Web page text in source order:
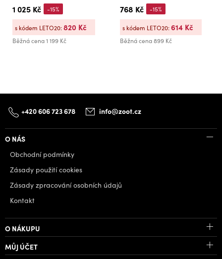
1 025 Kč
Běžná cena1 199 Kč
-15%
s kódem LETO20:820 Kč
768 Kč
Běžná cena899 Kč
-15%
s kódem LETO20:614 Kč
+420 606 723 678 info@zoot.cz
O NÁS
Obchodní podmínky
Zásady použití cookies
Zásady zpracování osobních údajů
Kontakt
O NÁKUPU
MŮJ ÚČET